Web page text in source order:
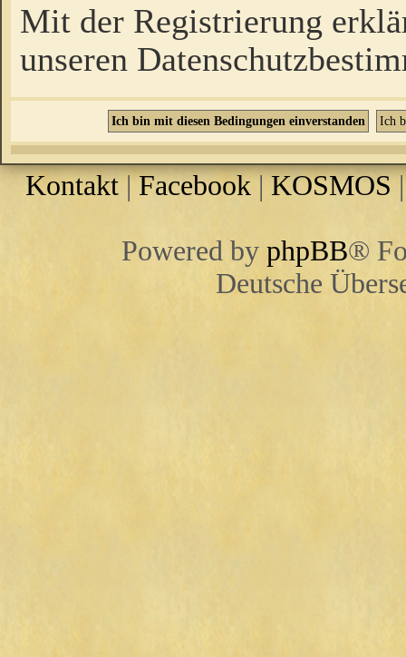
Mit der Registrierung
unseren
Kontakt |Facebook | KOSMOS
Powered by phpBB®
Deutsche